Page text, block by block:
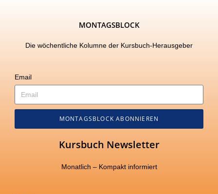
MONTAGSBLOCK
Die wöchentliche Kolumne der Kursbuch-Herausgeber
Email
MONTAGSBLOCK ABONNIEREN
Kursbuch Newsletter
Monatlich – Kompakt informiert